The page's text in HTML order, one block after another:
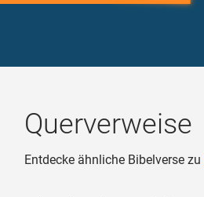
Querverweise
Entdecke ähnliche Bibelverse zu